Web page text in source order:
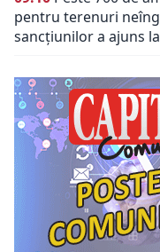
pentru terenuri
sancțiunilor a ajuns